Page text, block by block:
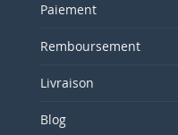
Paiement
Remboursement
Livraison
Blog